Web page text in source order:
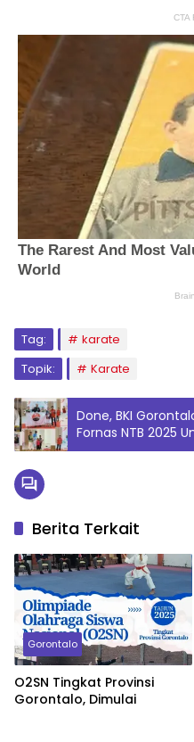
Tag:
karate
Topik:
Karate
Done, BKI
Fornas NTB 2025
Berita Terkait
Gorontalo
O2SN Tingkat Provinsi
Gorontalo, Dimulai